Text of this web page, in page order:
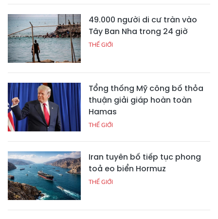
49.000 người di cư tràn vào
Tây Ban Nha trong 24 giờ
THẾ GIỚI
Tổng thống Mỹ công bố thỏa
thuận giải giáp hoàn toàn
Hamas
THẾ GIỚI
Iran tuyên bố tiếp tục phong
toả eo biển Hormuz
THẾ GIỚI